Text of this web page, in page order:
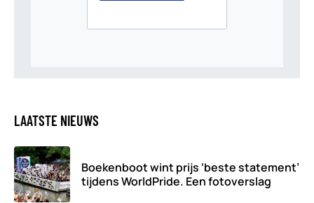
LAATSTE NIEUWS
Boekenboot wint prijs ‘beste statement’
tijdens WorldPride. Een fotoverslag